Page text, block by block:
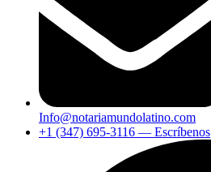
Info@notariamundolatino.com
+1 (347) 695-3116 — Escríbenos